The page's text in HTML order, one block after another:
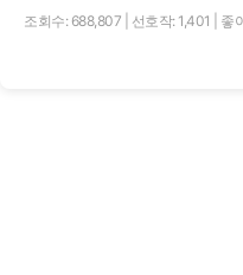
조회수: 688,807 선호작: 1,401 좋